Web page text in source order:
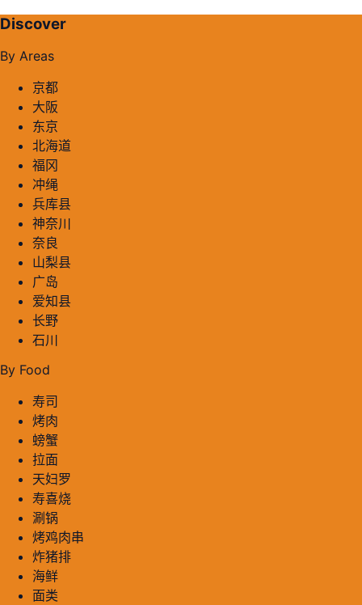
Discover
By Areas
京都
大阪
东京
北海道
福冈
冲绳
兵库县
神奈川
奈良
山梨县
广岛
爱知县
长野
石川
By Food
寿司
烤肉
螃蟹
拉面
天妇罗
寿喜烧
涮锅
烤鸡肉串
炸猪排
海鲜
面类